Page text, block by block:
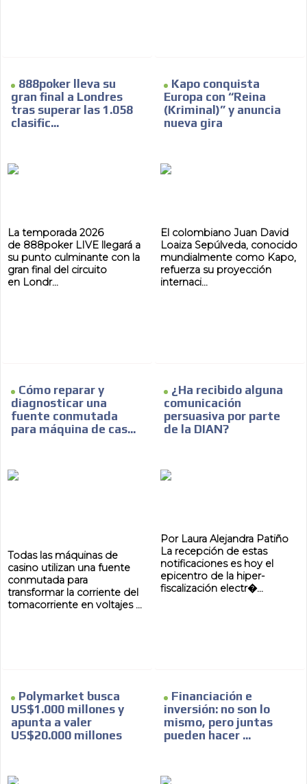
888poker lleva su
gran final a Londres
tras superar las 1.058
clasific...
La temporada 2026
de 888poker LIVE llegará a
su punto culminante con la
gran final del circuito
en Londr...
Kapo conquista
Europa con “Reina
(Kriminal)” y anuncia
nueva gira
El colombiano Juan David
Loaiza Sepúlveda, conocido
mundialmente como Kapo,
refuerza su proyección
internaci...
Cómo reparar y
diagnosticar una
fuente conmutada
para máquina de cas...
Todas las máquinas de
casino utilizan una fuente
conmutada para
transformar la corriente del
tomacorriente en voltajes ...
¿Ha recibido alguna
comunicación
persuasiva por parte
de la DIAN?
Por Laura Alejandra Patiño
La recepción de estas
notificaciones es hoy el
epicentro de la hiper-
fiscalización electr�...
Polymarket busca
US$1.000 millones y
apunta a valer
US$20.000 millones
Financiación e
inversión: no son lo
mismo, pero juntas
pueden hacer ...